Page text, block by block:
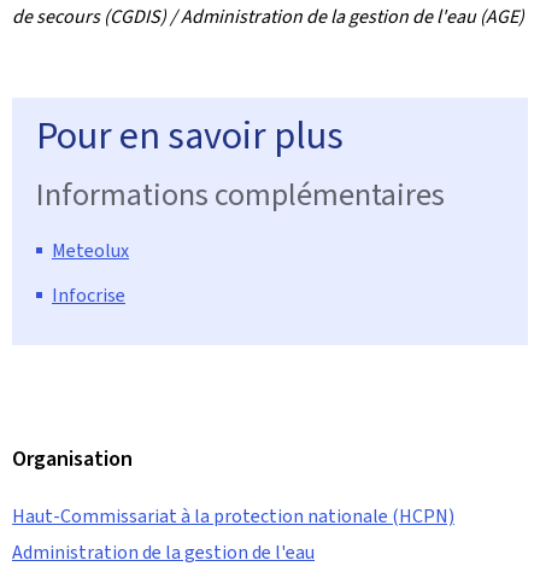
de secours (CGDIS) / Administration de la gestion de l'eau (AGE)
Pour en savoir plus
Informations complémentaires
Meteolux
Infocrise
Organisation
Haut-Commissariat à la protection nationale (HCPN)
Administration de la gestion de l'eau